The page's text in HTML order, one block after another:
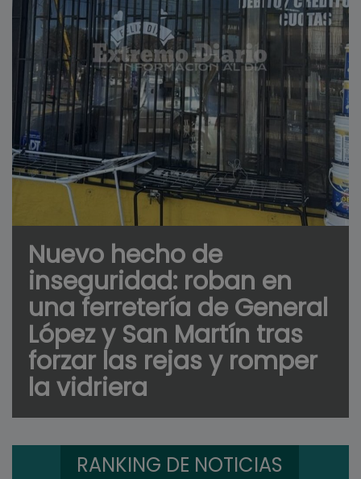
Nuevo hecho de
inseguridad: roban en
una ferretería de General
López y San Martín tras
forzar las rejas y romper
la vidriera
RANKING DE NOTICIAS